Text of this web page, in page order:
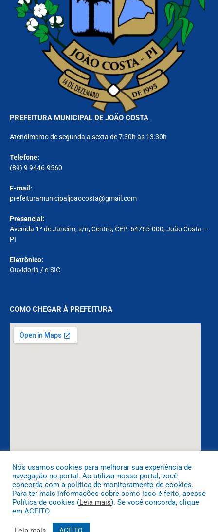
PREFEITURA MUNICIPAL DE JOÃO COSTA
Atendimento de segunda a sexta de 7:30h às 13:30h
Telefone:
(89) 9 9446-9560
E-mail:
prefeituramunicipaljoaocosta@gmail.com
Presencial:
Avenida 1º de Janeiro, s/n, Centro, CEP: 64765-000, João Costa –
PI
Eletrônico:
Ouvidoria /e-SIC
COMO CHEGAR À PREFEITURA
DESENVOLVIDO POR CR2
Nós usamos cookies para melhorar sua experiência de
navegação no portal. Ao utilizar nosso portal, você
concorda com a política de monitoramento de cookies.
Para ter mais informações sobre como isso é feito, acesse
Política de cookies (Leia mais). Se você concorda, clique
em ACEITO.
ACEITO